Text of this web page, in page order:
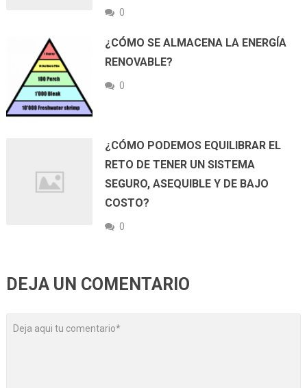
0
¿CÓMO SE ALMACENA LA ENERGÍA
RENOVABLE?
0
¿CÓMO PODEMOS EQUILIBRAR EL
RETO DE TENER UN SISTEMA
SEGURO, ASEQUIBLE Y DE BAJO
COSTO?
0
DEJA UN COMENTARIO